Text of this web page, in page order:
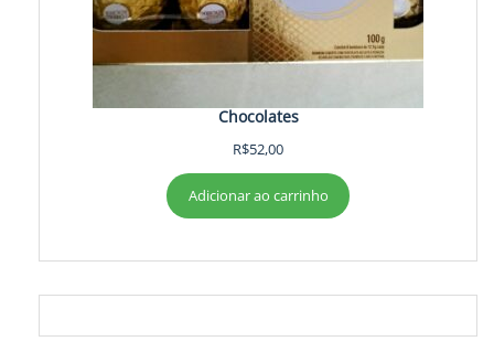
Chocolates
R$52,00
Adicionar ao carrinho